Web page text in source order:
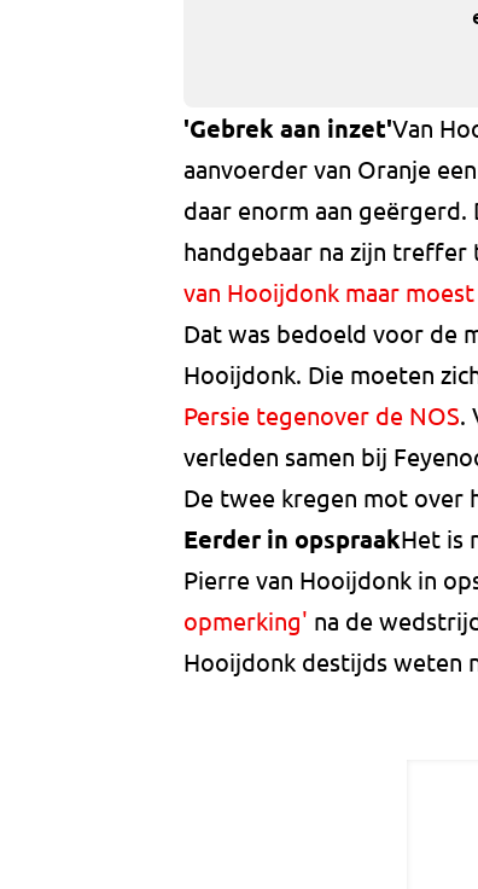
'Gebrek aan inzet'Van
aanvoerder van Oranje
daar enorm aan
handgebaar na zijn treffer
van Hooijdonk maar
Dat was bedoeld voor de
Hooijdonk. Die moeten
Persie tegenover de NOS.
verleden samen bij
De twee kregen mot over
Eerder in opspraakHet is
Pierre van Hooijdonk in
opmerking' na de
Hooijdonk destijds weten